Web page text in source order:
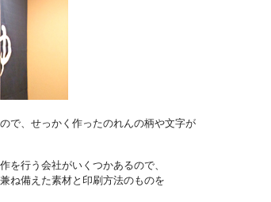
で、せっかく作ったのれんの柄や文字が
を行う会社がいくつかあるので、
ね備えた素材と印刷方法のものを